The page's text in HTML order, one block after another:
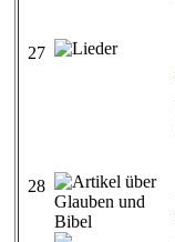
27
28